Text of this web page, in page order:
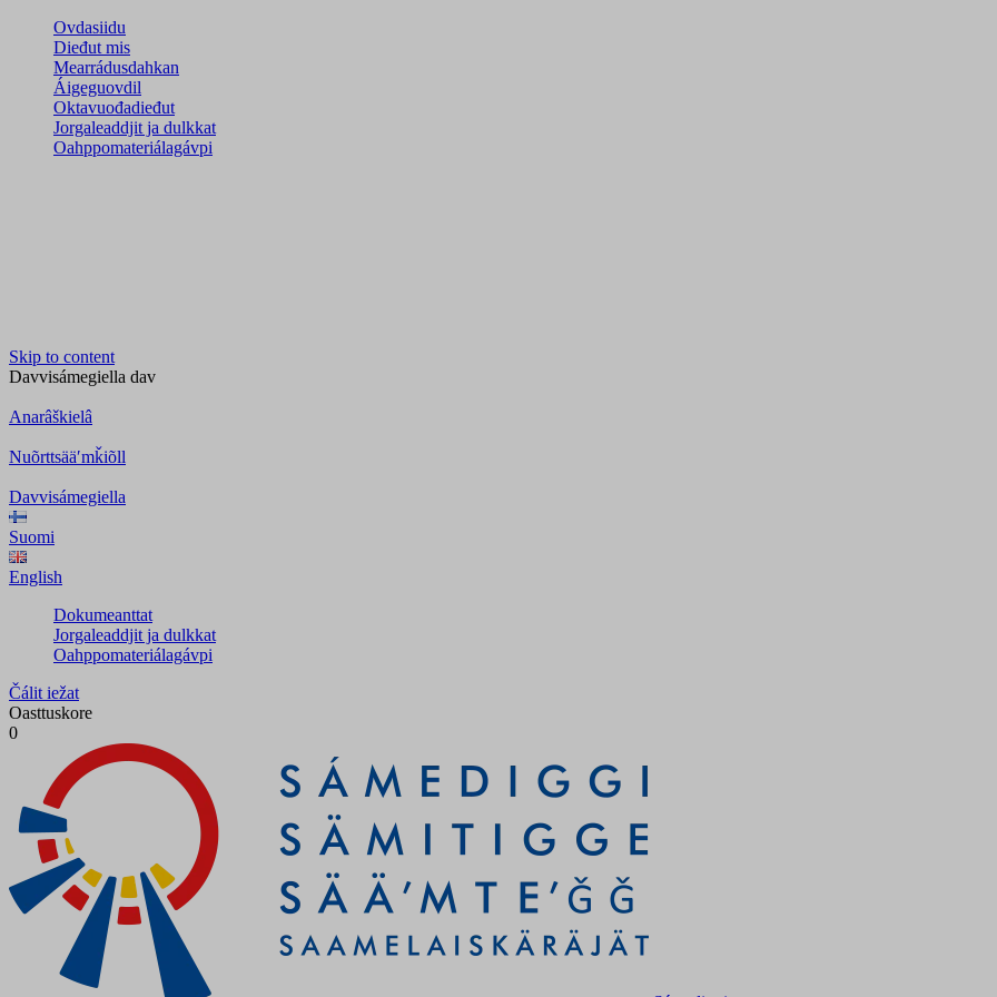
Ovdasiidu
Dieđut mis
Mearrádusdahkan
Áigeguovdil
Oktavuođadieđut
Jorgaleaddjit ja dulkkat
Oahppomateriálagávpi
Skip to content
Davvisámegiella dav
Anarâškielâ
Nuõrttsääʹmǩiõll
Davvisámegiella
Suomi
English
Dokumeanttat
Jorgaleaddjit ja dulkkat
Oahppomateriálagávpi
Čálit iežat
Oasttuskore
0